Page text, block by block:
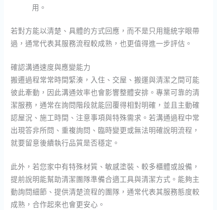
用。
若對方能以清楚、具體的方式回應，而不是只用籠統字眼帶
過，通常代表其服務流程較成熟，也更值得進一步評估。
確認溝通速度與應變能力
搬遷過程常常時間緊湊，入住、交屋、搬運與清潔之間可能
彼此牽動，因此溝通效率也會影響整體安排。專業可靠的清
潔服務，通常在詢問階段就能回覆得相對明確，並且主動確
認屋況、施工時間、注意事項與特殊需求。若溝通過程中常
出現答非所問、重複詢問、臨時變更或無法明確說明流程，
就要留意後續執行品質是否穩定。
此外，若您家中有特殊材質、敏感塗裝、較多櫃體或設備，
提前說明能幫助清潔團隊準備合適工具與清潔方式。能夠主
動詢問細節、提供清楚流程的團隊，通常代表其服務態度較
成熟，合作起來也會更安心。